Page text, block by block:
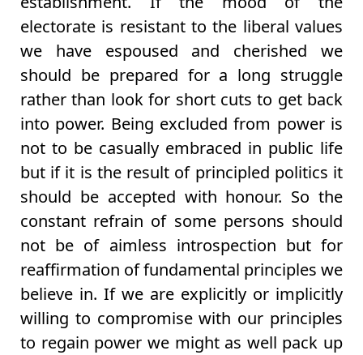
electorate is resistant to the liberal values
we have espoused and cherished we
should be prepared for a long struggle
rather than look for short cuts to get back
into power. Being excluded from power is
not to be casually embraced in public life
but if it is the result of principled politics it
should be accepted with honour. So the
constant refrain of some persons should
not be of aimless introspection but for
reaffirmation of fundamental principles we
believe in. If we are explicitly or implicitly
willing to compromise with our principles
to regain power we might as well pack up